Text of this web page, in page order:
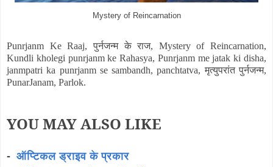
Mystery of Reincarnation
Punrjanm Ke Raaj, पुर्नजन्म के राज, Mystery of Reincarnation,
Kundli kholegi punrjanm ke Rahasya, Punrjanm me jatak ki disha,
janmpatri ka punrjanm se sambandh, panchtatva, मृत्युपरांत पुर्नजन्म,
PunarJanam, Parlok.
YOU MAY ALSO LIKE
- ऑप्टिकल ड्राइव के प्रकार